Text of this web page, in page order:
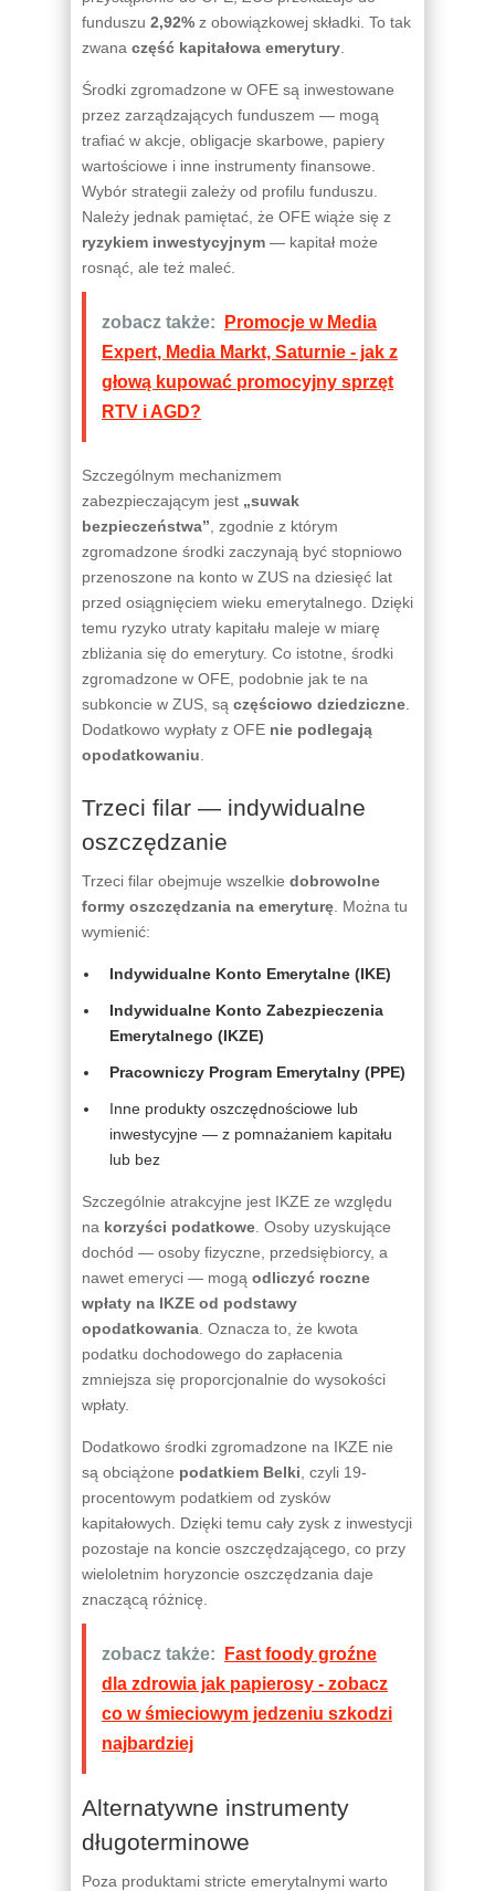
funduszu 2,92% z obowiązkowej składki. To tak
zwana część kapitałowa emerytury
Środki zgromadzone w OFE są inwestowane
przez zarządzających funduszem — mogą
trafiać w akcje, obligacje skarbowe, papiery
wartościowe i inne instrumenty finansowe.
Wybór strategii zależy od profilu funduszu.
Należy jednak pamiętać, że OFE wiąże się z
ryzykiem inwestycyjnym — kapitał może
rosnąć, ale też maleć.
zobacz także:
Promocje w Media
Expert, Media Markt, Saturnie - jak z
głową kupować promocyjny sprzęt
RTV i AGD?
Szczególnym mechanizmem
zabezpieczającym jest „suwak
bezpieczeństwa” , zgodnie z którym
zgromadzone środki zaczynają być stopniowo
przenoszone na konto w ZUS na dziesięć lat
przed osiągnięciem wieku emerytalnego. Dzięki
temu ryzyko utraty kapitału maleje w miarę
zbliżania się do emerytury. Co istotne, środki
zgromadzone w OFE, podobnie jak te na
subkoncie w ZUS, są częściowo dziedziczne
Dodatkowo wypłaty z OFE nie podlegają
opodatkowaniu
Trzeci filar — indywidualne
oszczędzanie
Trzeci filar obejmuje wszelkie dobrowolne
formy oszczędzania na emeryturę . Można tu
wymienić:
Indywidualne Konto Emerytalne (IKE)
Indywidualne Konto Zabezpieczenia
Emerytalnego (IKZE)
Pracowniczy Program Emerytalny (PPE)
Inne produkty oszczędnościowe lub
inwestycyjne — z pomnażaniem kapitału
lub bez
Szczególnie atrakcyjne jest IKZE ze względu
na korzyści podatkowe . Osoby uzyskujące
dochód — osoby fizyczne, przedsiębiorcy, a
nawet emeryci — mogą odliczyć roczne
wpłaty na IKZE od podstawy
opodatkowania . Oznacza to, że kwota
podatku dochodowego do zapłacenia
zmniejsza się proporcjonalnie do wysokości
wpłaty.
Dodatkowo środki zgromadzone na IKZE nie
są obciążone podatkiem Belki , czyli 19-
procentowym podatkiem od zysków
kapitałowych. Dzięki temu cały zysk z inwestycji
pozostaje na koncie oszczędzającego, co przy
wieloletnim horyzoncie oszczędzania daje
znaczącą różnicę.
zobacz także:
Fast foody groźne
dla zdrowia jak papierosy - zobacz
co w śmieciowym jedzeniu szkodzi
najbardziej
Alternatywne instrumenty
długoterminowe
Poza produktami stricte emerytalnymi warto